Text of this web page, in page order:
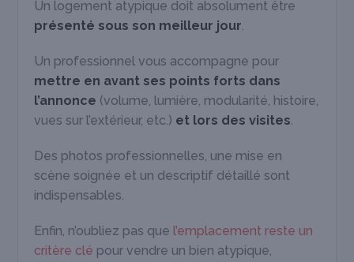
Un logement atypique doit absolument être
présenté sous son meilleur jour.
Un professionnel vous accompagne pour
mettre en avant ses points forts dans
l’annonce (volume, lumière, modularité, histoire,
vues sur l’extérieur, etc.) et lors des visites.
Des photos professionnelles, une mise en
scène soignée et un descriptif détaillé sont
indispensables.
Enfin, n’oubliez pas que l’emplacement reste un
critère clé pour vendre un bien atypique,